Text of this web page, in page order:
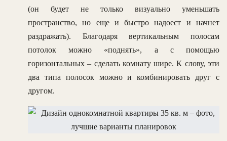
(он будет не только визуально уменьшать
пространство, но еще и быстро надоест и начнет
раздражать). Благодаря вертикальным полосам
потолок можно «поднять», а с помощью
горизонтальных – сделать комнату шире. К слову, эти
два типа полосок можно и комбинировать друг с
другом.